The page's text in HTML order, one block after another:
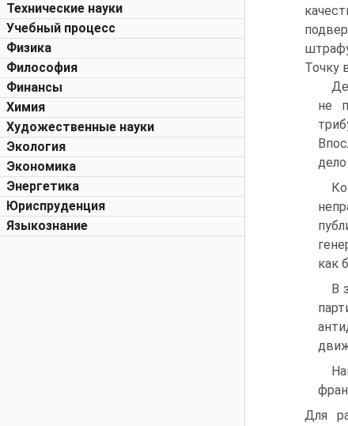
Технические науки
Учебный процесс
Физика
Философия
Финансы
Химия
Художественные науки
Экология
Экономика
Энергетика
Юриспруденция
Языкознание
Точку
не
как
В
Для